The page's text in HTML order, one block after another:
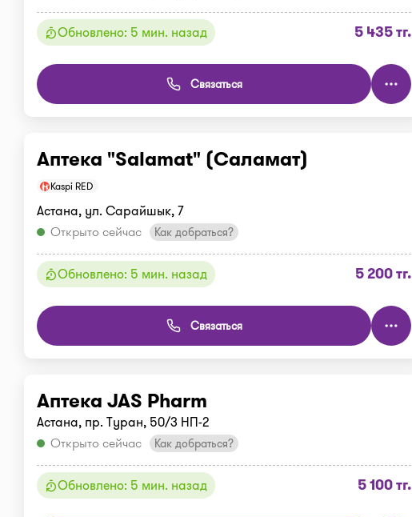
Обновлено: 5 мин. назад 5 435 тг.
Связаться
Аптека "Salamat" (Саламат)
Kaspi RED
Астана, ул. Сарайшык, 7
Открыто сейчас
Как добраться?
Обновлено: 5 мин. назад 5 200 тг.
Связаться
Аптека JAS Pharm
Астана, пр. Туран, 50/3 НП-2
Открыто сейчас
Как добраться?
Обновлено: 5 мин. назад 5 100 тг.